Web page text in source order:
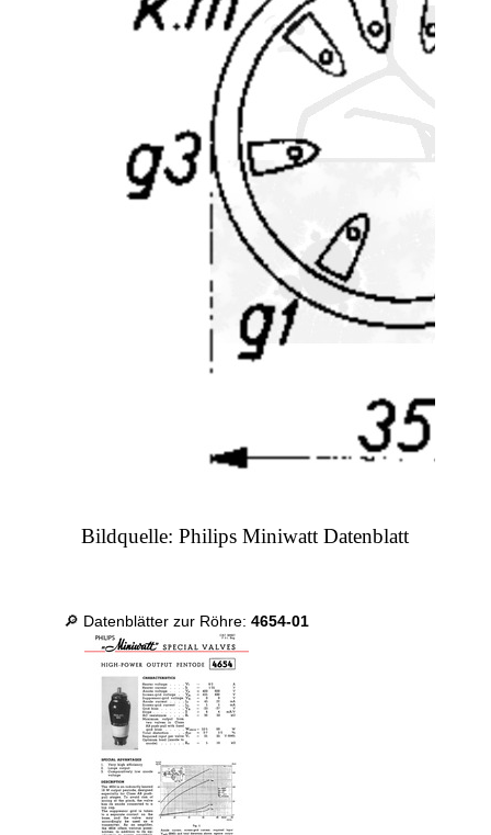
Bildquelle: Philips Miniwatt Datenblatt
🔎 Datenblätter zur Röhre:4654-01